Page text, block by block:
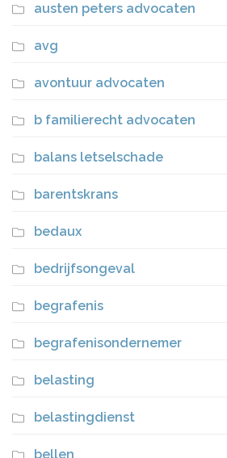
austen peters advocaten
avg
avontuur advocaten
b familierecht advocaten
balans letselschade
barentskrans
bedaux
bedrijfsongeval
begrafenis
begrafenisondernemer
belasting
belastingdienst
bellen